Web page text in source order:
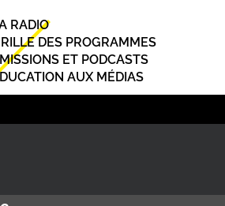
RADIO
DES PROGRAMMES
ET PODCASTS
AUX MÉDIAS